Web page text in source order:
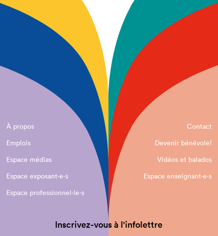
À propos
Contact
Emplois
Devenir bénévole!
Espace médias
Vidéos et balados
Espace exposant·e⋅s
Espace enseignant·e⋅s
Espace professionnel·le⋅s
Inscrivez-vous à l'infolettre